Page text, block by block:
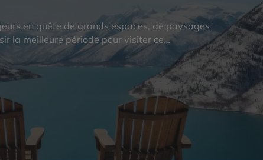
en quête de grands espaces, de paysages
la meilleure période pour visiter ce…